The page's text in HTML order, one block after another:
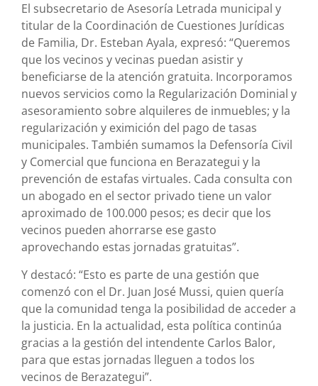
El subsecretario de Asesoría Letrada municipal y
titular de la Coordinación de Cuestiones Jurídicas
de Familia, Dr. Esteban Ayala, expresó: “Queremos
que los vecinos y vecinas puedan asistir y
beneficiarse de la atención gratuita. Incorporamos
nuevos servicios como la Regularización Dominial y
asesoramiento sobre alquileres de inmuebles; y la
regularización y eximición del pago de tasas
municipales. También sumamos la Defensoría Civil
y Comercial que funciona en Berazategui y la
prevención de estafas virtuales. Cada consulta con
un abogado en el sector privado tiene un valor
aproximado de 100.000 pesos; es decir que los
vecinos pueden ahorrarse ese gasto
aprovechando estas jornadas gratuitas”.
Y destacó: “Esto es parte de una gestión que
comenzó con el Dr. Juan José Mussi, quien quería
que la comunidad tenga la posibilidad de acceder a
la justicia. En la actualidad, esta política continúa
gracias a la gestión del intendente Carlos Balor,
para que estas jornadas lleguen a todos los
vecinos de Berazategui”.